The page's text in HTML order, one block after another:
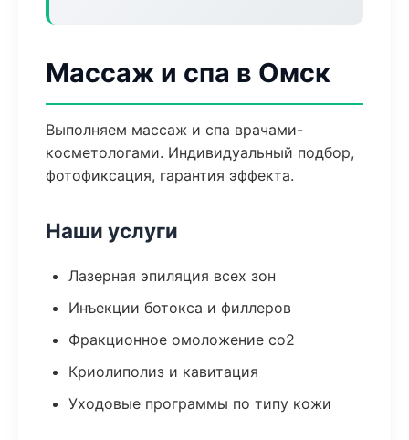
Массаж и спа в Омск
Выполняем массаж и спа врачами-
косметологами. Индивидуальный подбор,
фотофиксация, гарантия эффекта.
Наши услуги
Лазерная эпиляция всех зон
Инъекции ботокса и филлеров
Фракционное омоложение co2
Криолиполиз и кавитация
Уходовые программы по типу кожи